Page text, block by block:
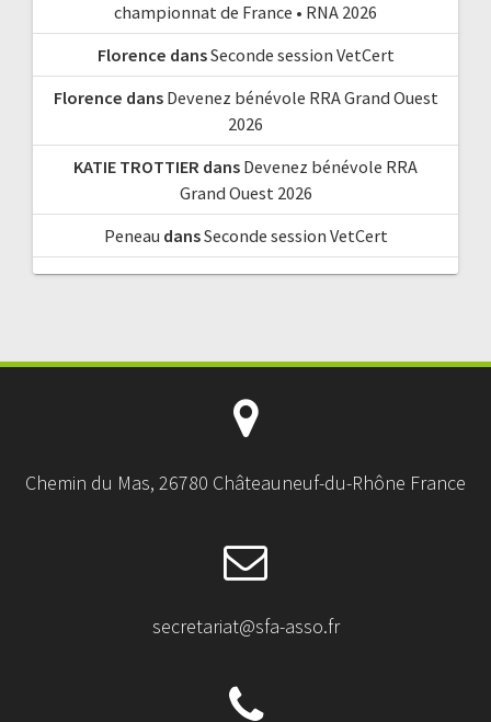
championnat de France • RNA 2026
Florence dansSeconde session VetCert
Florence dans Devenez bénévole RRA Grand Ouest
2026
KATIE TROTTIER dans Devenez bénévole RRA
Grand Ouest 2026
Peneau dansSeconde session VetCert
Chemin du Mas, 26780 Châteauneuf-du-Rhône France
secretariat@sfa-asso.fr